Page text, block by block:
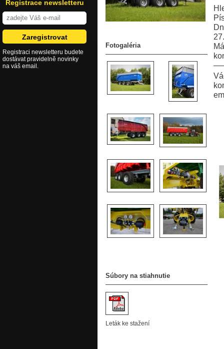
Fotogaléria
Súbory na stiahnutie
Leták ke stažení
Registrace newsletteru
Registraci newsletteru budete
dostávat pravidelně novinky
na váš email.